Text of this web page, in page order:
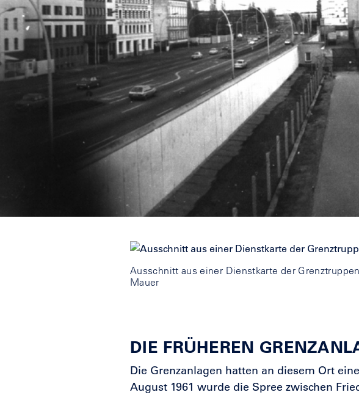
Ausschnitt aus einer Dienstkarte der
Mauer
DIE FRÜHEREN
Die Grenzanlagen hatten an diesem Ort
August 1961 wurde die Spree zwischen